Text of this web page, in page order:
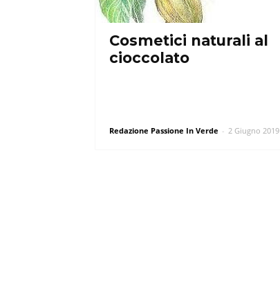
Cosmetici naturali al
cioccolato
Redazione Passione In Verde - 2 Giugno 2019